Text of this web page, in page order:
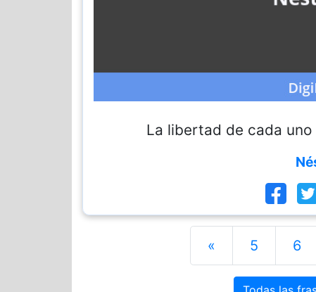
La libertad de cada
« 5 6